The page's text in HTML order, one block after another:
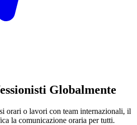
Globalmente
orari o lavori con team internazionali, il
la comunicazione oraria per tutti.